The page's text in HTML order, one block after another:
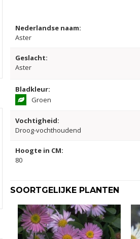
Nederlandse naam:
Aster
Geslacht:
Aster
Bladkleur:
Groen
Vochtigheid:
Droog-vochthoudend
Hoogte in CM:
80
SOORTGELIJKE PLANTEN